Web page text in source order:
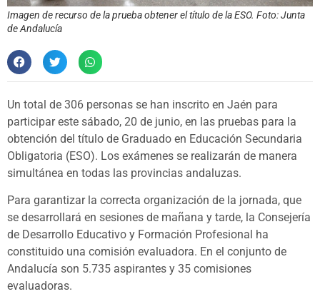
Imagen de recurso de la prueba obtener el título de la ESO. Foto: Junta
de Andalucía
Un total de 306 personas se han inscrito en Jaén para
participar este sábado, 20 de junio, en las pruebas para la
obtención del título de Graduado en Educación Secundaria
Obligatoria (ESO). Los exámenes se realizarán de manera
simultánea en todas las provincias andaluzas.
Para garantizar la correcta organización de la jornada, que
se desarrollará en sesiones de mañana y tarde, la Consejería
de Desarrollo Educativo y Formación Profesional ha
constituido una comisión evaluadora. En el conjunto de
Andalucía son 5.735 aspirantes y 35 comisiones
evaluadoras.